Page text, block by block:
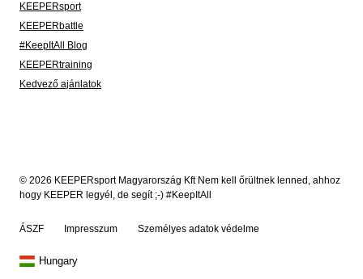
KEEPERsport
KEEPERbattle
#KeepItAll Blog
KEEPERtraining
Kedvező ajánlatok
© 2026 KEEPERsport Magyarország Kft Nem kell őrültnek lenned, ahhoz
hogy KEEPER legyél, de segít ;-) #KeepItAll
ÁSZF Impresszum Személyes adatok védelme
Hungary